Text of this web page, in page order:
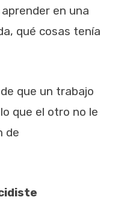
en una
qué cosas tenía
que un trabajo
que el otro no le
de